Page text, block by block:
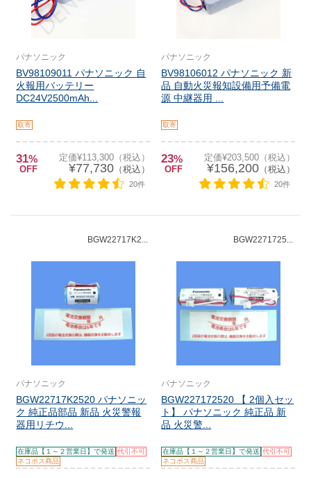
パナソニック
BV98109011 パナソニック 自
火報用バッテリー
DC24V2500mAh...
取寄
31%
OFF
定価¥113,300（税込）
¥77,730（税込）
20件
パナソニック
BV98106012 パナソニック 新
品 自動火災報知設備用予備電
源 中継器用 ...
取寄
23%
OFF
定価¥203,500（税込）
¥156,200（税込）
20件
BGW22717K2...
パナソニック
BGW22717K2520 パナソニッ
ク 純正品部品 新品 火災警報
器用リチウ...
在庫品【１～２営業日】で発送 代引不可
ネコポス商品
BGW2271725...
パナソニック
BGW227172520 【 2個入セッ
ト】 パナソニック 純正品 新
品 火災警...
在庫品【１～２営業日】で発送 代引不可
ネコポス商品